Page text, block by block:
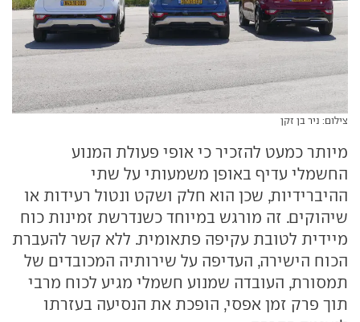
צילום: ניר בן זקן
מיותר כמעט להזכיר כי אופי פעולת המנוע
החשמלי עדיף באופן משמעותי על שתי
ההיברידיות, שכן הוא חלק ושקט ונטול רעידות או
שיהוקים. זה מורגש במיוחד כשנדרשת זמינות כוח
מיידית לטובת עקיפה פתאומית. ללא קשר להעברת
הכוח הישירה, העדיפה על שירותיה המכובדים של
תמסורת, העובדה שמנוע חשמלי מגיע לכוח מרבי
תוך פרק זמן אפסי, הופכת את הנסיעה בעזרתו